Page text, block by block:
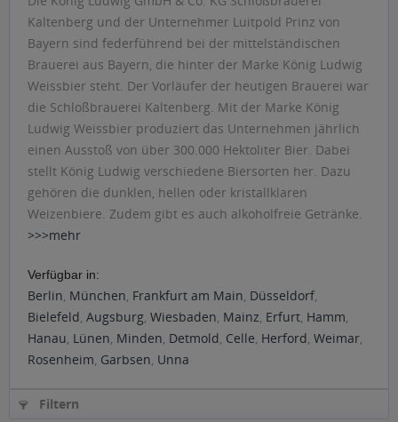
Kaltenberg und der Unternehmer Luitpold Prinz von
Bayern sind federführend bei der mittelständischen
Brauerei aus Bayern, die hinter der Marke König Ludwig
Weissbier steht. Der Vorläufer der heutigen Brauerei war
die Schloßbrauerei Kaltenberg. Mit der Marke König
Ludwig Weissbier produziert das Unternehmen jährlich
einen Ausstoß von über 300.000 Hektoliter Bier. Dabei
stellt König Ludwig verschiedene Biersorten her. Dazu
gehören die dunklen, hellen oder kristallklaren
Weizenbiere. Zudem gibt es auch alkoholfreie Getränke.
>>>mehr
Verfügbar in:
Berlin, München, Frankfurt am Main, Düsseldorf,
Bielefeld, Augsburg, Wiesbaden, Mainz, Erfurt, Hamm,
Hanau, Lünen, Minden, Detmold, Celle, Herford, Weimar,
Rosenheim, Garbsen, Unna
Filtern